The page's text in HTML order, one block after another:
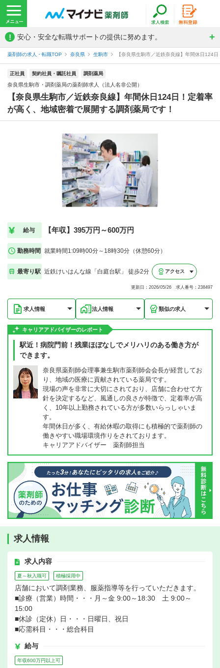
! 安心・安全な転職サポートの提供に努めます。
薬剤師の求人・転職TOP 奈良県 生駒市 【奈良県生駒市／近鉄奈良線】年間休日124
正社員 契約社員・嘱託社員 調剤薬局
奈良県生駒市・調剤薬局の薬剤師求人（法人名非公開）
【奈良県生駒市／近鉄奈良線】年間休日124日！定着率
が高く、地域密着で展開する調剤薬局です！
給与 【年収】395万円～600万円
勤務時間 就業時間1:09時00分～18時30分（休憩60分）
最寄り駅 近鉄けいはんな線「白庭台駅」 徒歩2分 アクセス
更新日：2026/05/26 求人番号：238497
求人情報 法人情報 類似の求人
キャリアアドバイザーのレポート
駅近！病院門前！残業ほぼなしでメリハリのある働き方が
できます。
奈良県薬剤師会理事兼生駒市薬剤師会会長が経営してお
り、地域の医療に貢献されている薬局です。
現場の声を非常に大切にされており、店舗に合わせて方
針を決定するなど、風通しの良さが特徴で、定着率が高
く、10年以上勤務されている方が多数いらっしゃいま
す。
年間休日が多く、有給休暇の取得にも積極的で薬剤師の
働きやすい職場環境作りをされております。
キャリアアドバイザー 薬剤師担当
求人情報
求人内容
夏～秋入職可 積極採用中
店舗において調剤業務、服薬指導等を行っていただきます。
■診療（営業）時間・・・月～金 9:00～18:30 土 9:00～
15:00
■休診（定休）日・・・日曜日、祝日
■応需科目・・・総合科目
給与
年収600万円以上可